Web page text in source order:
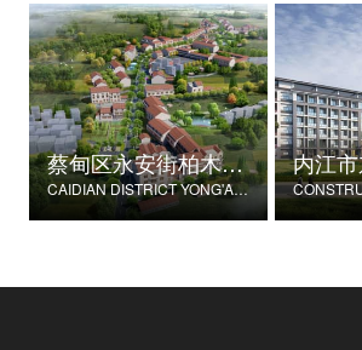
蔡甸区永安街柏木村郭家庄湾省级美丽乡村试点建设项目
CAIDIAN DISTRICT YONG'AN STREET CYPRESS VILLAGE GUOJIAZHUANG BAY PROVINCIAL BEAUTIFUL VILLAGE PILOT CONSTRUCTION PROJECT